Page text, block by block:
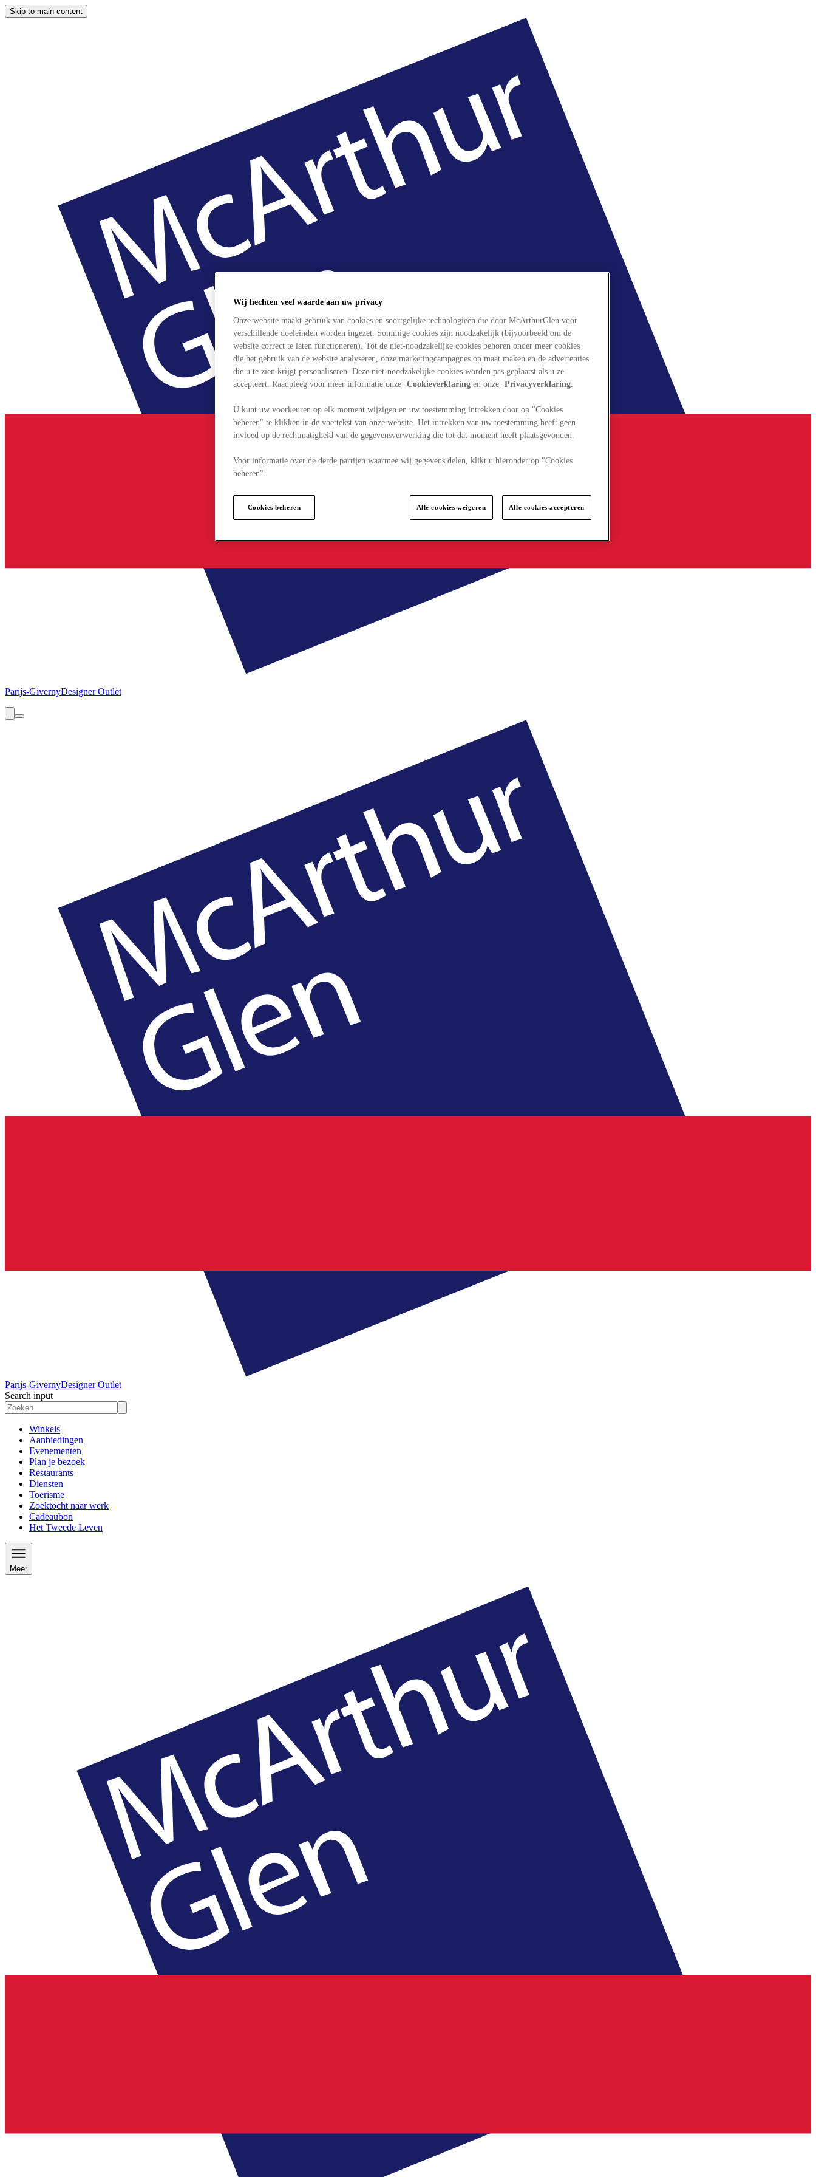
Skip to main content
Parijs-GivernyDesigner Outlet
Parijs-GivernyDesigner Outlet
Search input
Winkels
Aanbiedingen
Evenementen
Plan je bezoek
Restaurants
Diensten
Toerisme
Zoektocht naar werk
Cadeaubon
Het Tweede Leven
Meer
Wij hechten veel waarde aan uw privacy
Onze website maakt gebruik van cookies en soortgelijke technologieën die door McArthurGlen voor
verschillende doeleinden worden ingezet. Sommige cookies zijn noodzakelijk (bijvoorbeeld om de
website correct te laten functioneren). Tot de niet-noodzakelijke cookies behoren onder meer cookies
die het gebruik van de website analyseren, onze marketingcampagnes op maat maken en de advertenties
die u te zien krijgt personaliseren. Deze niet-noodzakelijke cookies worden pas geplaatst als u ze
accepteert. Raadpleeg voor meer informatie onze Cookieverklaring en onze Privacyverklaring.
U kunt uw voorkeuren op elk moment wijzigen en uw toestemming intrekken door op "Cookies
beheren" te klikken in de voettekst van onze website. Het intrekken van uw toestemming heeft geen
invloed op de rechtmatigheid van de gegevensverwerking die tot dat moment heeft plaatsgevonden.
Voor informatie over de derde partijen waarmee wij gegevens delen, klikt u hieronder op "Cookies
beheren".
Cookies beheren Alle cookies weigeren Alle cookies accepteren